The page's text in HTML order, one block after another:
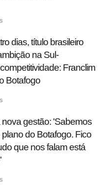
dias, título brasileiro
na Sul-
Franclim
Botafogo
nova gestão: 'Sabemos
do Botafogo. Fico
que nos falam está